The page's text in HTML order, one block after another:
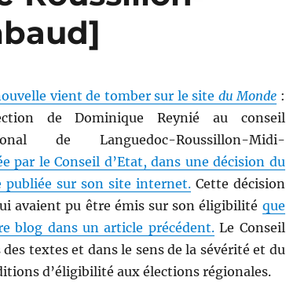
vient de tomber sur le site du Monde :
de Dominique Reynié au conseil
de Languedoc-Roussillon-Midi-
par le Conseil d’Etat, dans une décision du
publiée sur son site internet.Cette décision
avaient pu être émis sur son éligibilité que
blog dans un article précédent.Le Conseil
textes et dans le sens de la sévérité et du
d’éligibilité aux élections régionales.